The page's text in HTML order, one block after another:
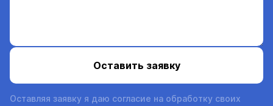
Оставляя заявку я даю согласие на обработку своих